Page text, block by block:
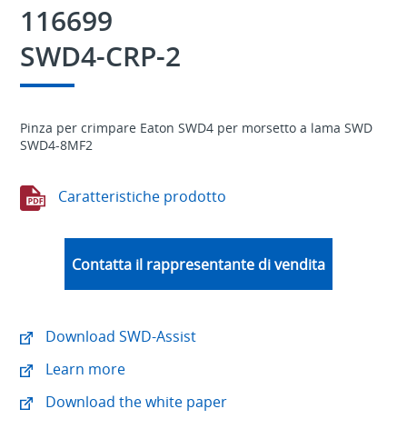
116699
SWD4-CRP-2
Pinza per crimpare Eaton SWD4 per morsetto a lama SWD
SWD4-8MF2
Caratteristiche prodotto
Contatta il rappresentante di vendita
Download SWD-Assist
Learn more
Download the white paper